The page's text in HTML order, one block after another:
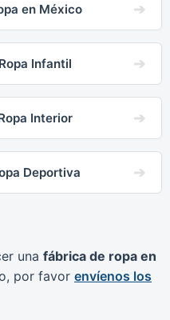
en México
Infantil
Interior
Deportiva
una fábrica de ropa en
por favor envíenos los